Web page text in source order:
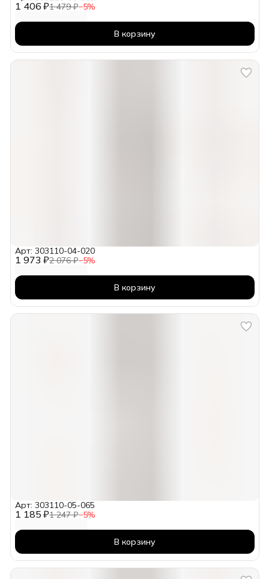
1 406 ₽1 479 ₽−5%
В корзину
1 973 ₽2 076 ₽−5%
Арт: 303110-04-020
В корзину
1 185 ₽1 247 ₽−5%
Арт: 303110-05-065
В корзину